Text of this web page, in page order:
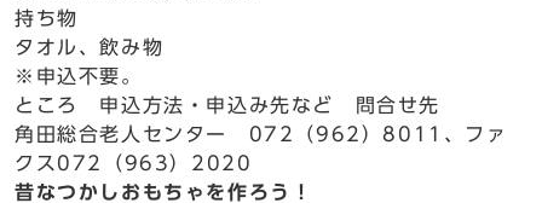
持ち物
タオル、飲み物
※申込不要。
ところ 申込方法・申込み先など 問合せ先
角田総合老人センター 072（962）8011、ファ
クス072（963）2020
昔なつかしおもちゃを作ろう！